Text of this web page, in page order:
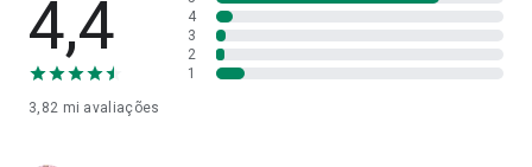
+ FAMOSINHA - Dj Caio Vieira, MC Meno K, Mc Rodrigo do CN
+ Deslocado - NAPA
+ Amar Pela Metade - Calema
Drums
4,4
3,82 mi avaliações
4
3
2
1